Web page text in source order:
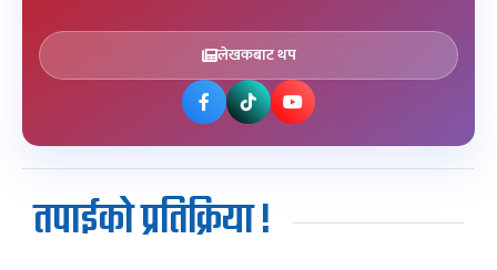
लेखकबाट थप
तपाईको प्रतिक्रिया !